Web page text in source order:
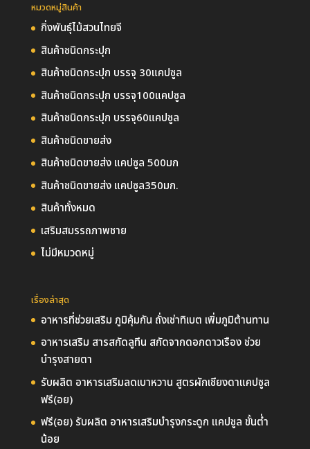
หมวดหมู่สินค้า
กิ่งพันธุ์ไม้สวนไทยจี
สินค้าชนิดกระปุก
สินค้าชนิดกระปุก บรรจุ 30แคปซูล
สินค้าชนิดกระปุก บรรจุ100แคปซูล
สินค้าชนิดกระปุก บรรจุ60แคปซูล
สินค้าชนิดขายส่ง
สินค้าชนิดขายส่ง แคปซูล 500มก
สินค้าชนิดขายส่ง แคปซูล350มก.
สินค้าทั้งหมด
เสริมสมรรถภาพชาย
ไม่มีหมวดหมู่
เรื่องล่าสุด
อาหารที่ช่วยเสริม ภูมิคุ้มกัน ถั่งเช่าทิเบต เพิ่มภูมิต้านทาน
อาหารเสริม สารสกัดลูทีน สกัดจากดอกดาวเรือง ช่วย
บำรุงสายตา
รับผลิต อาหารเสริมลดเบาหวาน สูตรผักเชียงดาแคปซูล
ฟรี(อย)
ฟรี(อย) รับผลิต อาหารเสริมบำรุงกระดูก แคปซูล ขั้นต่ำ
น้อย